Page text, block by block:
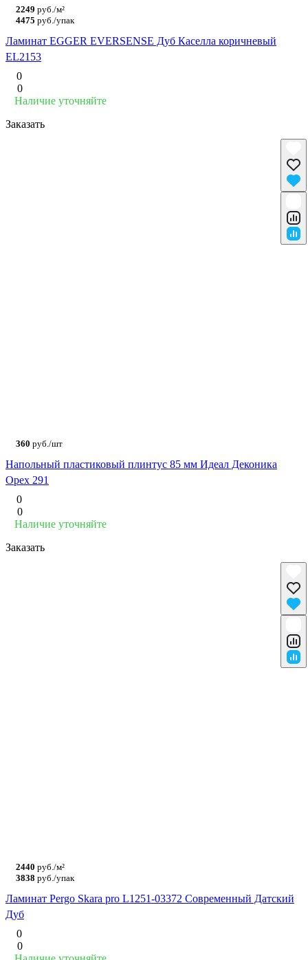
2249 руб./м²
4475 руб./упак
Ламинат EGGER EVERSENSE Дуб Каселла коричневый
EL2153
0
0
Наличие уточняйте
Заказать
360 руб./шт
Напольный пластиковый плинтус 85 мм Идеал Деконика
Орех 291
0
0
Наличие уточняйте
Заказать
2440 руб./м²
3838 руб./упак
Ламинат Pergo Skara pro L1251-03372 Современный Датский
Дуб
0
0